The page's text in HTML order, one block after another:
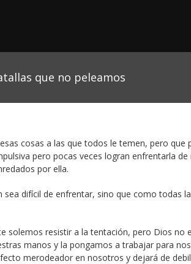
que no peleamos
cosas a las que todos le temen, pero
pero pocas veces logran enfrentarla
por ella.
sea difícil de enfrentar, sino que como todas
solemos resistir a la tentación, pero Dios no
manos y la pongamos a trabajar para
merodeador en nosotros y dejará de